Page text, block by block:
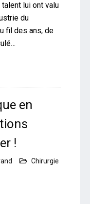
lui ont valu
du
fil des ans, de
en
!
Chirurgie